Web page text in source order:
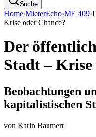
Suche
Home›MieterEcho›ME 409›
Krise oder Chance?
Der
Stadt – Krise
Beobachtungen
kapitalistischen
von Karin Baumert